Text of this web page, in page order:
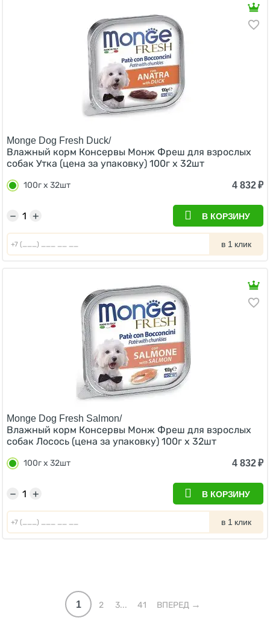
Monge Dog Fresh Duck/
Влажный корм Консервы Монж Фреш для взрослых
собак Утка (цена за упаковку) 100г x 32шт
100г x 32шт 4 832₽
+
− В КОРЗИНУ
в 1 клик
Monge Dog Fresh Salmon/
Влажный корм Консервы Монж Фреш для взрослых
собак Лосось (цена за упаковку) 100г x 32шт
100г x 32шт 4 832₽
+
− В КОРЗИНУ
в 1 клик
1 2 3... 41 ВПЕРЕД